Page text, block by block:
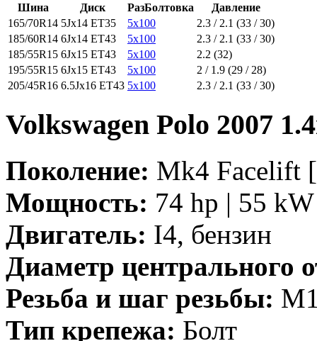
Шина Диск РазБолтовка
Давление
165/70R14 5Jx14 ET35 5x100
2.3 / 2.1 (33 / 30)
185/60R14 6Jx14 ET43 5x100
2.3 / 2.1 (33 / 30)
185/55R15 6Jx15 ET43 5x100
2.2 (32)
195/55R15 6Jx15 ET43 5x100
2 / 1.9 (29 / 28)
205/45R16 6.5Jx16 ET43 5x100 2.3 / 2.1 (33 / 30)
Volkswagen Polo 2007
Поколение: Mk4 Facelift
Мощность: 74 hp | 55
Двигатель: I4, бензин
Диаметр центрального
Резьба и шаг резьбы:
Тип крепежа: Болт